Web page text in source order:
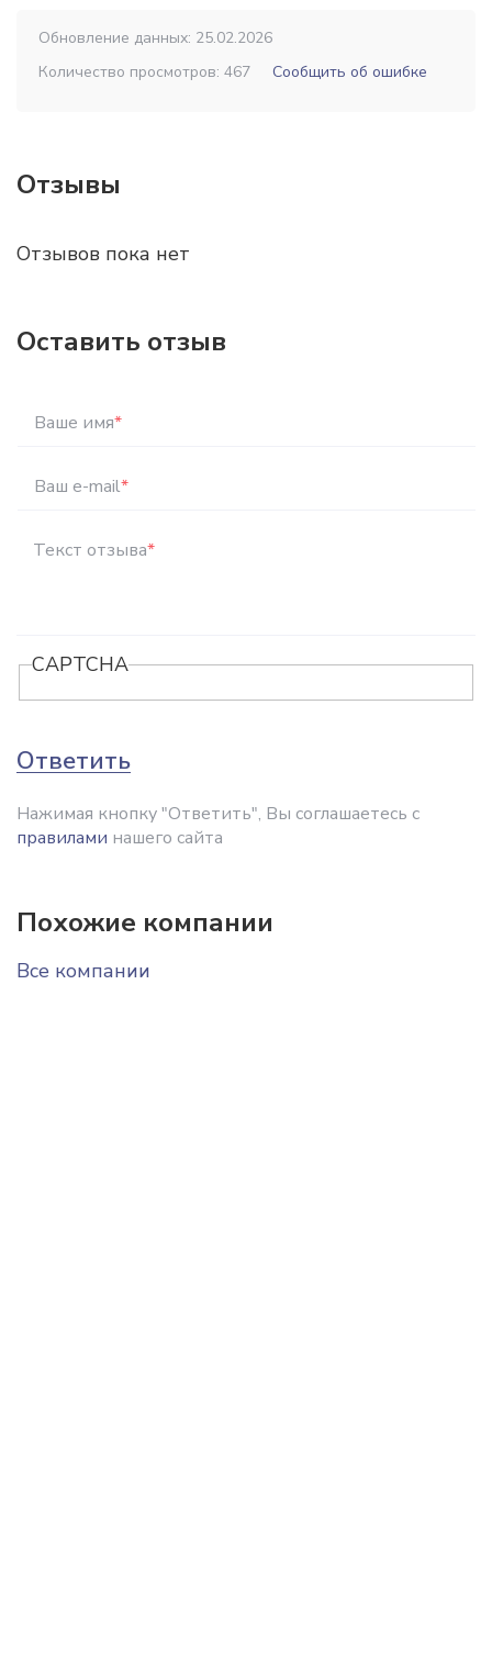
Обновление данных: 25.02.2026
Количество просмотров: 467
Сообщить об ошибке
Отзывы
Отзывов пока нет
Оставить отзыв
Ваше имя*
Ваш e-mail*
Текст отзыва*
CAPTCHA
Ответить
Нажимая кнопку "Ответить", Вы соглашаетесь с
правилами нашего сайта
Похожие компании
Все компании